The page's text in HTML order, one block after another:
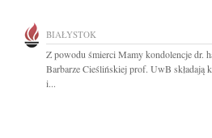
BIAŁYSTOK
Z powodu śmierci Mamy kondolencje dr.
Barbarze Cieślińskiej prof. UwB składają
i...